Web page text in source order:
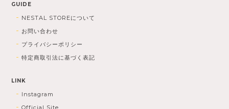
GUIDE
NESTAL STOREについて
お問い合わせ
プライバシーポリシー
特定商取引法に基づく表記
LINK
Instagram
Official Site